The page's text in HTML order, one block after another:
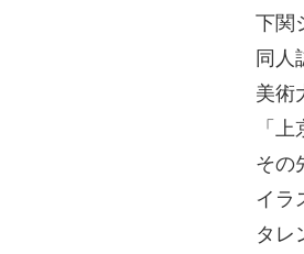
下関
同人
美術
「
その
イラ
タレ